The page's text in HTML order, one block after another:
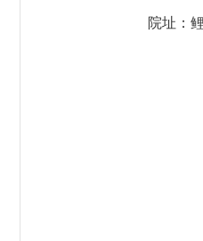
院址：